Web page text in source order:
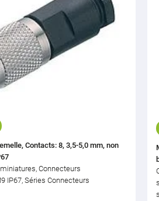
Contacts: 8, 3,5-5,0 mm, non
Connecteurs
IP67, Séries Connecteurs